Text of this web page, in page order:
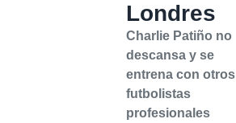
Londres
Charlie Patiño no
descansa y se
entrena con otros
futbolistas
profesionales